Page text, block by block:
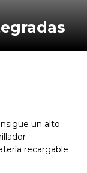
un alto
recargable